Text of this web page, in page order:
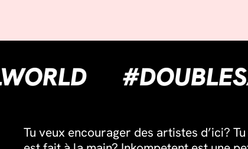
Tu veux encourager des artistes d’ici?